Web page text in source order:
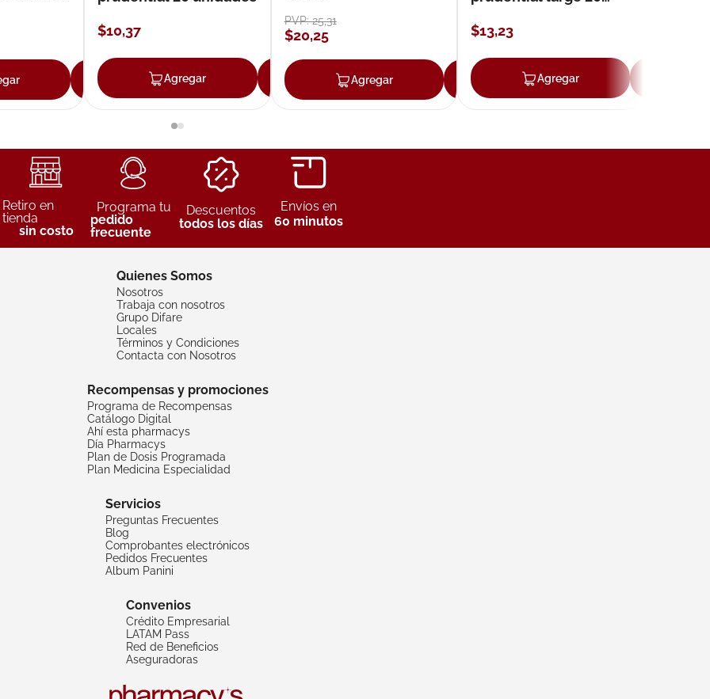
Agregar
$10,37
Agregar Agregar
PVP:25,31
$20,25
Agregar Agregar
$13,23
Agregar
Retiro en
tienda
sin costo
Programa tu
pedido
frecuente
Descuentos
todos los días
Envíos en
60 minutos
Quienes Somos
Nosotros
Trabaja con nosotros
Grupo Difare
Locales
Términos y Condiciones
Contacta con Nosotros
Recompensas y promociones
Programa de Recompensas
Catálogo Digital
Ahí esta pharmacys
Día Pharmacys
Plan de Dosis Programada
Plan Medicina Especialidad
Servicios
Preguntas Frecuentes
Blog
Comprobantes electrónicos
Pedidos Frecuentes
Album Panini
Convenios
Crédito Empresarial
LATAM Pass
Red de Beneficios
Aseguradoras